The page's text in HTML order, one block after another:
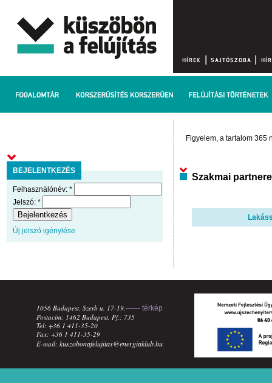
Figyelem, a tartalom 365
BEJELENTKEZÉS
Felhasználónév: *
Jelszó: *
Új jelszó igénylése
Szakmai
1056 Budapest, Szerb u. 17-19.------ térkép
Postacím: 1462 Budapest, Pf.: 735
Tel: +36 1 411-35-20
Fax: +36 1 411-35-29
E-mail: kuszobonafelujitas@energiaklub.hu